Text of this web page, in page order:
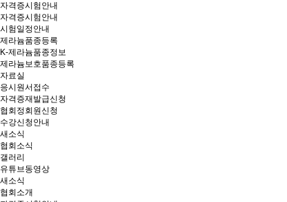
자격증시험안내
자격증시험안내
시험일정안내
제라늄품종등록
K-제라늄품종정보
제라늄보호품종등록
자료실
응시원서접수
자격증재발급신청
협회정회원신청
수강신청안내
새소식
협회소식
갤러리
유튜브동영상
새소식
협회소개